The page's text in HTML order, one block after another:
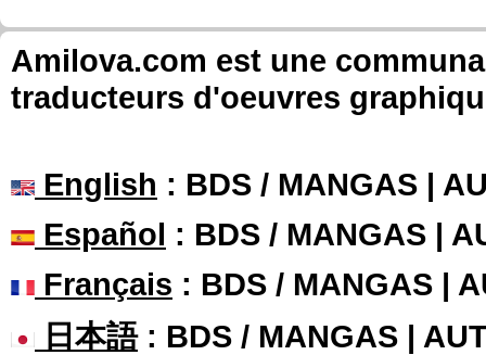
Amilova.com est une
traducteurs d'oeuvres
English : BDS / MANGAS |
Español : BDS / MANGAS |
Français : BDS / MANGAS |
日本語: BDS / MANGAS |